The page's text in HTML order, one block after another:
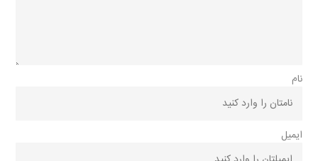
نام
ایمیل